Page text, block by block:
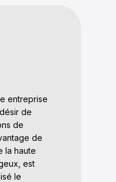
entreprise
de
de
de
la haute
est
le